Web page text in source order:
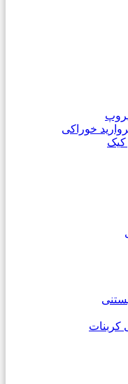
خوراکی
کیک
کربنات